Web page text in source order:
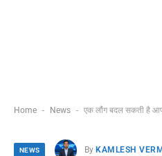
Home - News - एक लौंग बदल सकती है
NEWS By KAMLESH